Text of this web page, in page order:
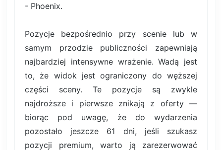
- Phoenix.
Pozycje bezpośrednio przy scenie lub w
samym przodzie publiczności zapewniają
najbardziej intensywne wrażenie. Wadą jest
to, że widok jest ograniczony do węższej
części sceny. Te pozycje są zwykle
najdroższe i pierwsze znikają z oferty —
biorąc pod uwagę, że do wydarzenia
pozostało jeszcze 61 dni, jeśli szukasz
pozycji premium, warto ją zarezerwować